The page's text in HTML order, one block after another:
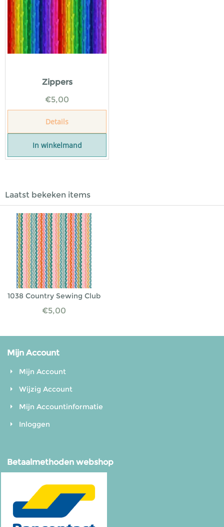
Zippers
€5,00
Details
In winkelmand
Laatst bekeken items
1038 Country Sewing Club
€5,00
Mijn Account
Mijn Account
Wijzig Account
Mijn Accountinformatie
Inloggen
Betaalmethoden webshop